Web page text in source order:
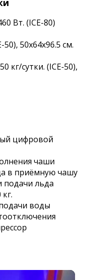
Вт. (ICE-80)
50), 50х64х96.5 см.
кг/сутки. (ICE-50),
цифровой
чаши
в приёмную чашу
подачи льда
воды